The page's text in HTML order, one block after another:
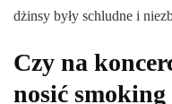
dżinsy były schludne i
Czy na
nosić